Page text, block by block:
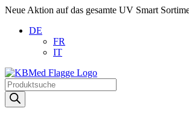
Neue Aktion auf das gesamte UV Smart
DE
FR
IT
Products
search